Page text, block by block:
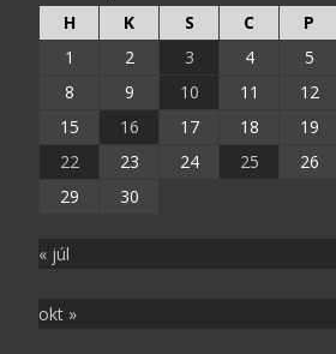
H
K S C P
1
2 3 4 5
8
9 10 11 12
15
16 17 18 19
22
23 24 25 26
29
30
« júl
okt »